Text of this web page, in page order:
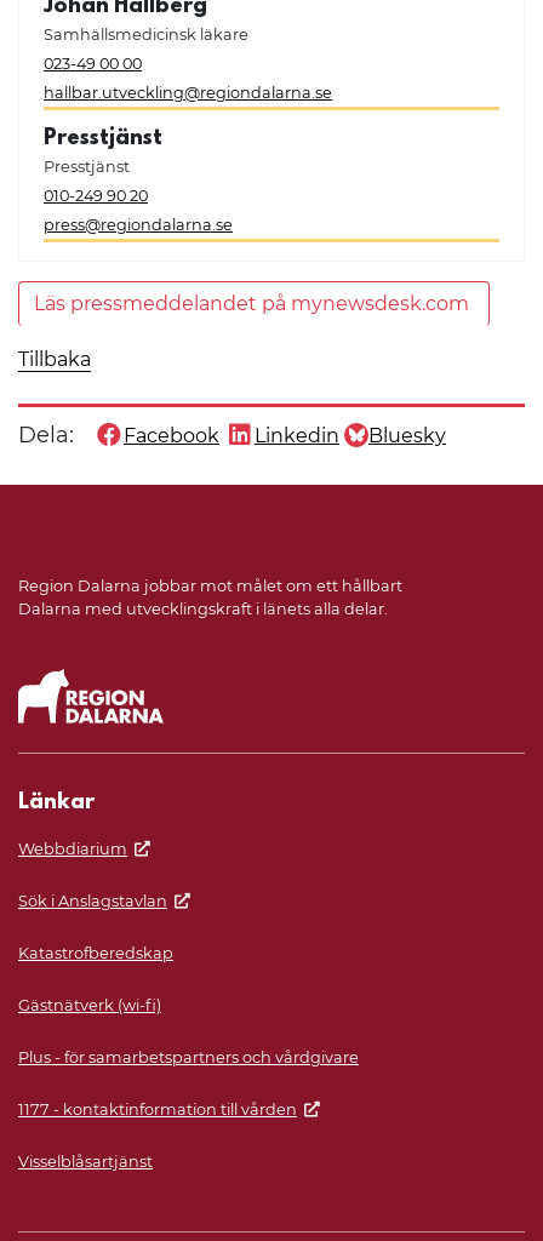
Johan Hallberg
Samhällsmedicinsk läkare
023-49 00 00
hallbar.utveckling@regiondalarna.se
Presstjänst
Presstjänst
010-249 90 20
press@regiondalarna.se
Läs pressmeddelandet på mynewsdesk.com
Tillbaka
Dela: Dela denna sida på
Facebook
Dela denna sida på
Linkedin
Dela denna sida på
Bluesky
Region Dalarna jobbar mot målet om ett hållbart
Dalarna med utvecklingskraft i länets alla delar.
Länkar
Webbdiarium
Sök i Anslagstavlan
Katastrofberedskap
Gästnätverk (wi-fi)
Plus - för samarbetspartners och vårdgivare
1177 - kontaktinformation till vården
Visselblåsartjänst